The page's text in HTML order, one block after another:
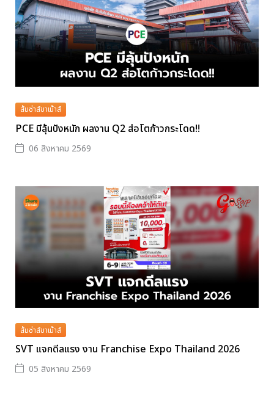
ส้มซ่าส์ขาเม้าส์
PCE มีลุ้นปังหนัก ผลงาน Q2 ส่อโตก้าวกระโดด!!
06 สิงหาคม 2569
ส้มซ่าส์ขาเม้าส์
SVT แจกดีลแรง งาน Franchise Expo Thailand 2026
05 สิงหาคม 2569